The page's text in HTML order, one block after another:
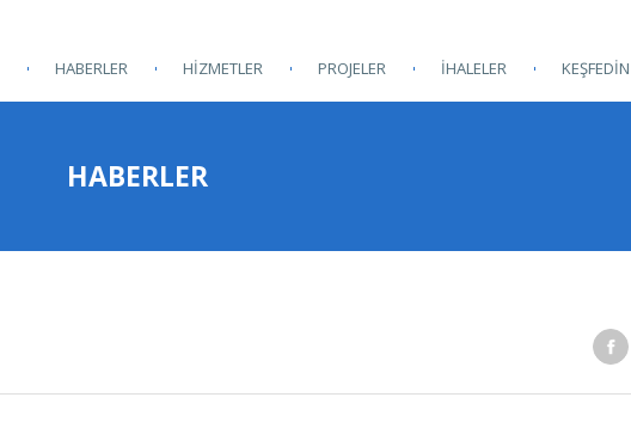
HABERLER HİZMETLER PROJELER İHALELER KEŞFEDİN
HABERLER